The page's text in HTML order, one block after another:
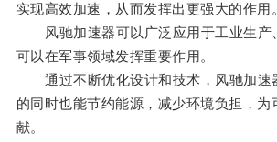
实现高效加速，从而发挥出更强大的作用。
风驰加速器可以广泛应用于工业生产
可以在军事领域发挥重要作用。
通过不断优化设计和技术，风驰加速
的同时也能节约能源，减少环境负担，为
献。